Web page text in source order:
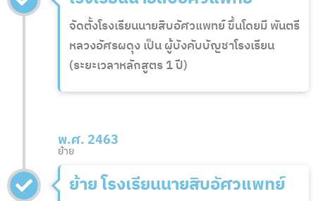
จัดตั้งโรงเรียนนายสิบอัศวแพทย์ ขึ้นโดยมี พันตรี
หลวงอัศรผดุง เป็น ผู้บังคับบัญชาโรงเรียน
(ระยะเวลาหลักสูตร 1 ปี)
พ.ศ. 2463
ย้าย
ย้าย โรงเรียนนายสิบอัศวแพทย์